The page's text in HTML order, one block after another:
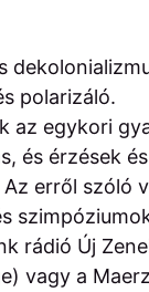
polarizáló.
az egykori
és érzések és
erről szóló
rádió Új
vagy a